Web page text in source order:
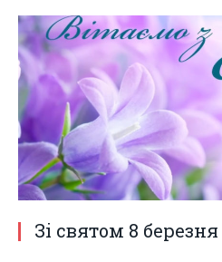
Зі святом 8 березня